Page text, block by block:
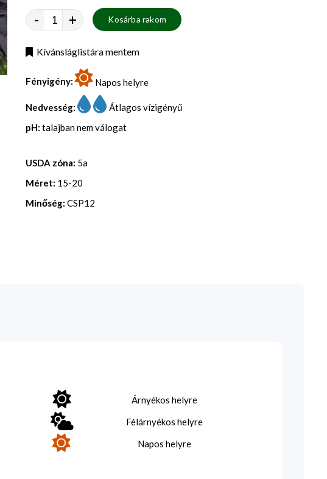
- + Kosárba rakom
Kívánsláglistára mentem
Fényigény: Napos helyre
Nedvesség:
Átlagos vízigényű
pH: talajban nem válogat
USDA zóna: 5a
Méret: 15-20
Minőség: CSP12
Árnyékos helyre
Félárnyékos helyre
Napos helyre